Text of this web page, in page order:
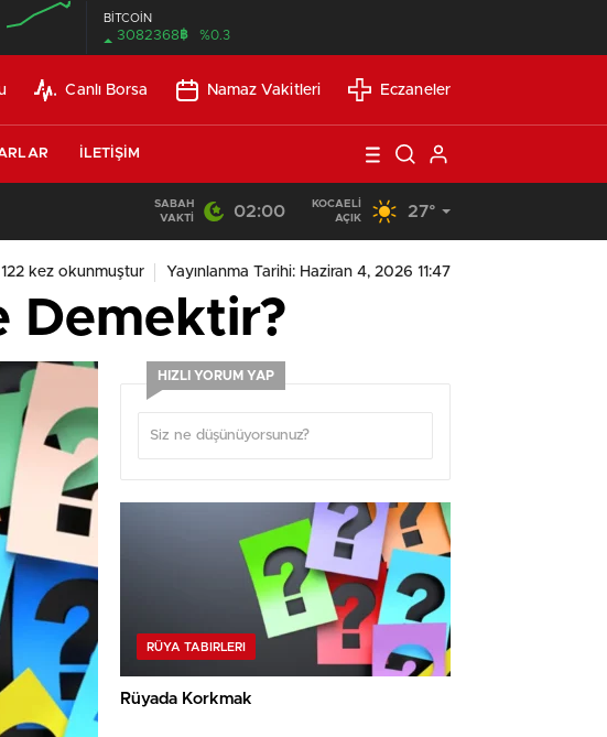
BİTCOİN
3082368฿ %0.3
Canlı Borsa Namaz Vakitleri Eczaneler
İLETIŞIM
13:53 / SEO Uyumlu Web Siteleri Uzun Vadede Ne Kazandırır?
SABAH
VAKTI
02:00
KOCAELI
AÇIK
27°
122 kez okunmuştur Yayınlanma Tarihi: Haziran 4, 2026 11:47
Demektir?
HIZLI YORUM YAP
RÜYA TABIRLERI
Rüyada Korkmak